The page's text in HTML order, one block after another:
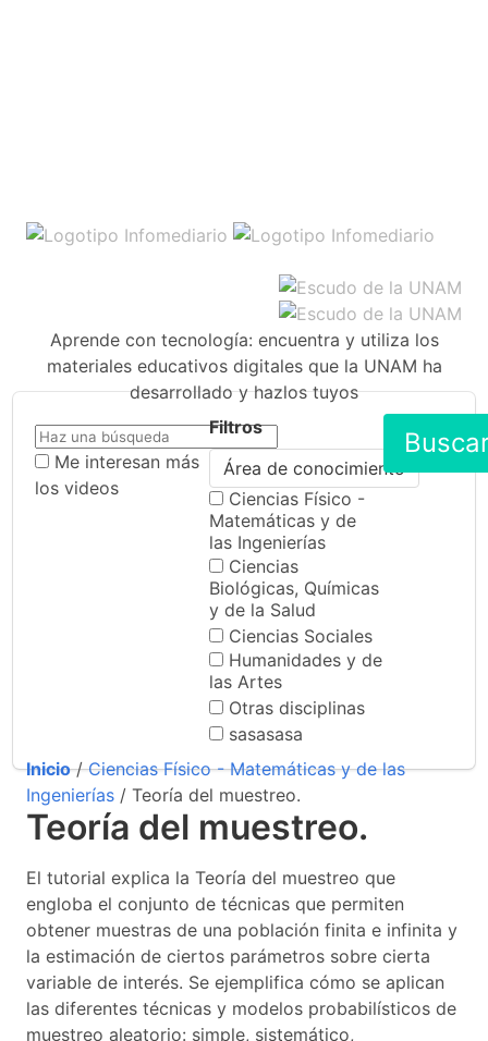
Aprende con tecnología: encuentra y utiliza los
materiales educativos digitales que la UNAM ha
desarrollado y hazlos tuyos
Me interesan más
los videos
Filtros
Área de conocimiento
Ciencias Físico -
Matemáticas y de
las Ingenierías
Ciencias
Biológicas, Químicas
y de la Salud
Ciencias Sociales
Humanidades y de
las Artes
Otras disciplinas
sasasasa
Inicio/Ciencias Físico - Matemáticas y de las
Ingenierías / Teoría del muestreo.
Teoría del muestreo.
El tutorial explica la Teoría del muestreo que
engloba el conjunto de técnicas que permiten
obtener muestras de una población finita e infinita y
la estimación de ciertos parámetros sobre cierta
variable de interés. Se ejemplifica cómo se aplican
las diferentes técnicas y modelos probabilísticos de
muestreo aleatorio: simple, sistemático,